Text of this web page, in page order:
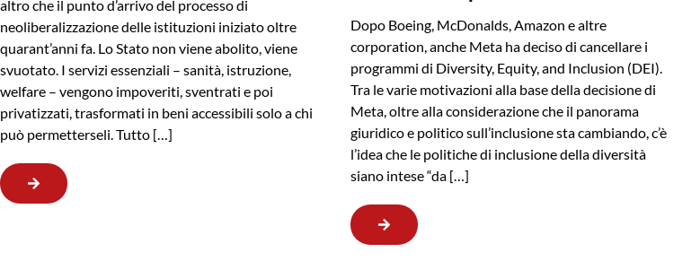
altro che il punto d’arrivo del processo di
neoliberalizzazione delle istituzioni iniziato oltre
quarant’anni fa. Lo Stato non viene abolito, viene
svuotato. I servizi essenziali – sanità, istruzione,
welfare – vengono impoveriti, sventrati e poi
privatizzati, trasformati in beni accessibili solo a chi
può permetterseli. Tutto […]
Dopo Boeing, McDonalds, Amazon e altre
corporation, anche Meta ha deciso di cancellare i
programmi di Diversity, Equity, and Inclusion (DEI).
Tra le varie motivazioni alla base della decisione di
Meta, oltre alla considerazione che il panorama
giuridico e politico sull’inclusione sta cambiando, c’è
l’idea che le politiche di inclusione della diversità
siano intese “da […]